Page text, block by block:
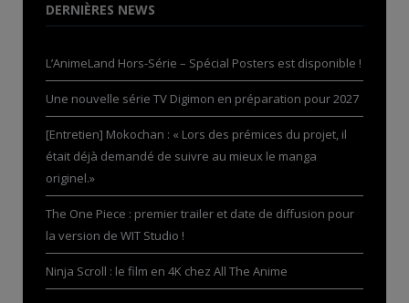
DERNIÈRES NEWS
L’AnimeLand Hors-Série – Spécial Posters est disponible !
Une nouvelle série TV Digimon en préparation pour 2027
[Entretien] Mokochan : « Lors des prémices du projet, il
était déjà demandé de suivre au mieux le manga
originel.»
The One Piece : premier trailer et date de diffusion pour
la version de WIT Studio !
Ninja Scroll : le film en 4K chez All The Anime